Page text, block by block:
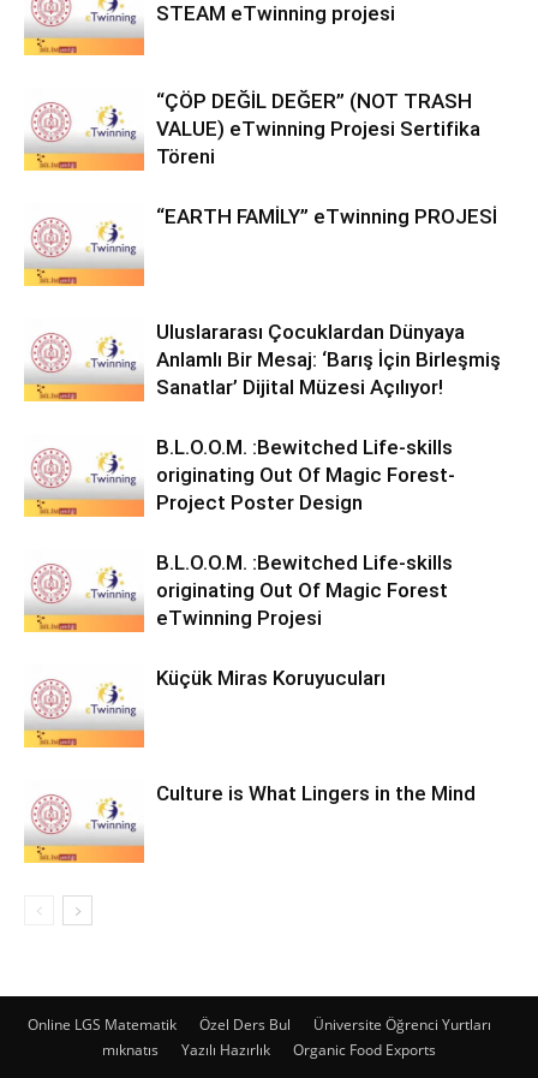
STEAM eTwinning projesi
“ÇÖP DEĞİL DEĞER” (NOT TRASH
VALUE) eTwinning Projesi Sertifika
Töreni
“EARTH FAMİLY” eTwinning PROJESİ
Uluslararası Çocuklardan Dünyaya
Anlamlı Bir Mesaj: ‘Barış İçin Birleşmiş
Sanatlar’ Dijital Müzesi Açılıyor!
B.L.O.O.M. :Bewitched Life-skills
originating Out Of Magic Forest-
Project Poster Design
B.L.O.O.M. :Bewitched Life-skills
originating Out Of Magic Forest
eTwinning Projesi
Küçük Miras Koruyucuları
Culture is What Lingers in the Mind
Online LGS Matematik Özel Ders Bul
Üniversite Öğrenci Yurtları
mıknatıs
Yazılı Hazırlık Organic Food Exports